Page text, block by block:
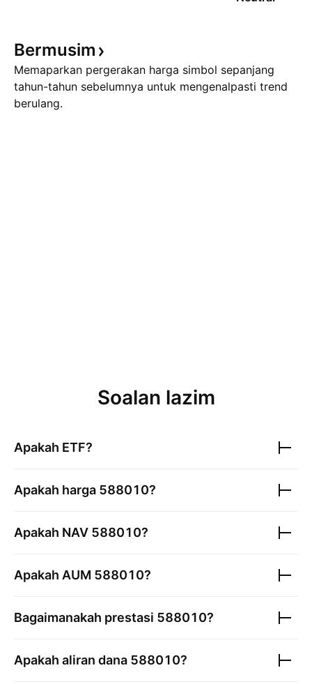
Bermusim
Memaparkan pergerakan harga simbol sepanjang
tahun-tahun sebelumnya untuk mengenalpasti trend
berulang.
Soalan lazim
Apakah ETF?
Apakah harga 588010?
Apakah NAV 588010?
Apakah AUM 588010?
Bagaimanakah prestasi 588010?
Apakah aliran dana 588010?